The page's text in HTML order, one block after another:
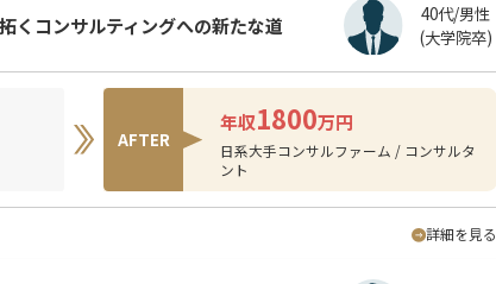
くコンサルティングへの新たな道
40代/男性
(大学院卒)
AFTER
年収1800万円
日系大手コンサルファーム / コンサルタ
ント
詳細を見る